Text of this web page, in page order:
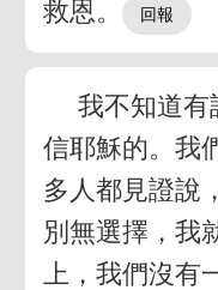
救恩。
我不知道有
信耶穌的。我
多人都見證說
別無選擇，我
上，我們沒有